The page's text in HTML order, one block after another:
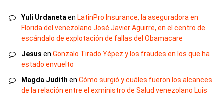
Yuli Urdanetaen LatinPro Insurance, la aseguradora en
Florida del venezolano José Javier Aguirre, en el centro de
escándalo de explotación de fallas del Obamacare
Jesus en Gonzalo Tirado Yépez y los fraudes en los que ha
estado envuelto
Magda Judith en Cómo surgió y cuáles fueron los alcances
de la relación entre el exministro de Salud venezolano Luis